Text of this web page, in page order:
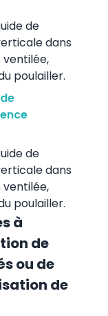
de
dans
poulailler.
de
dans
poulailler.
à
de
ou de
de